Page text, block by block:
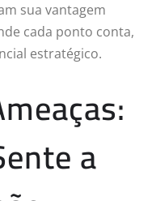
sua vantagem
cada ponto conta,
estratégico.
a